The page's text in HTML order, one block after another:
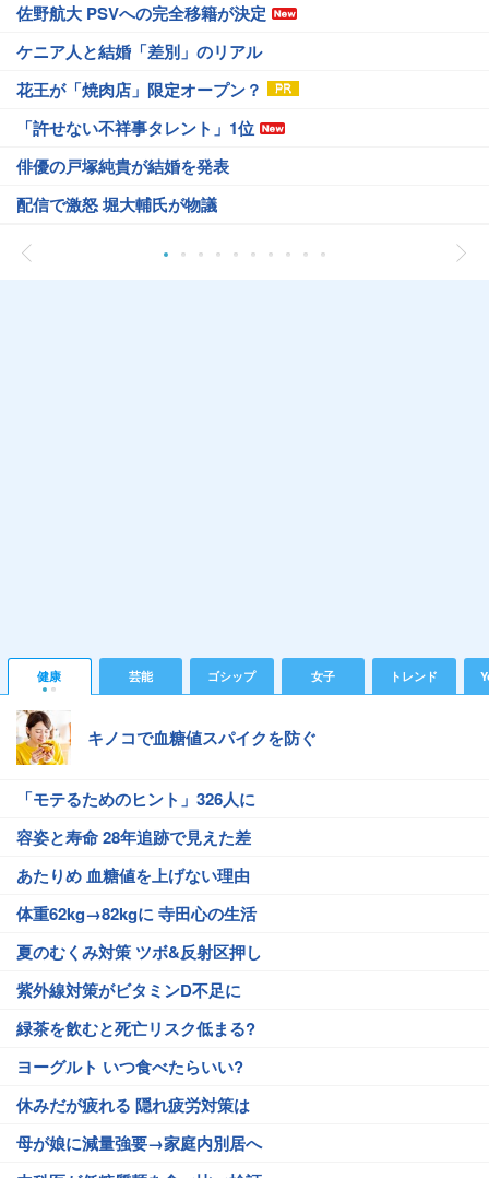
佐野航大 PSVへの完全移籍が決定
ケニア人と結婚「差別」のリアル
花王が「焼肉店」限定オープン？
「許せない不祥事タレント」1位
俳優の戸塚純貴が結婚を発表
配信で激怒 堀大輔氏が物議
健康 芸能 ゴシップ 女子 トレンド
キノコで血糖値スパイクを防ぐ
「モテるためのヒント」326人に
容姿と寿命 28年追跡で見えた差
あたりめ 血糖値を上げない理由
体重62kg→82kgに 寺田心の生活
夏のむくみ対策 ツボ&反射区押し
紫外線対策がビタミンD不足に
緑茶を飲むと死亡リスク低まる?
ヨーグルト いつ食べたらいい?
休みだが疲れる 隠れ疲労対策は
母が娘に減量強要→家庭内別居へ